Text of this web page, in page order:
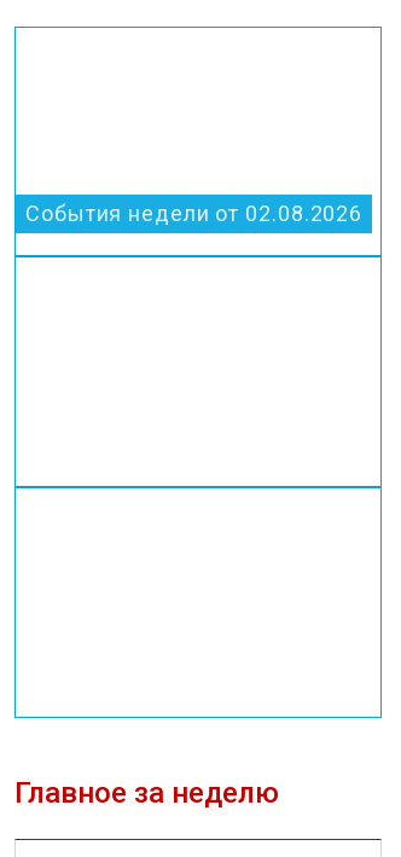
События недели от 02.08.2026
Главное за неделю